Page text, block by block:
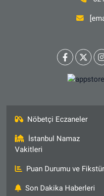
Nöbetçi Eczaneler
İstanbul Namaz
Vakitleri
Puan Durumu ve Fikstür
Son Dakika Haberleri